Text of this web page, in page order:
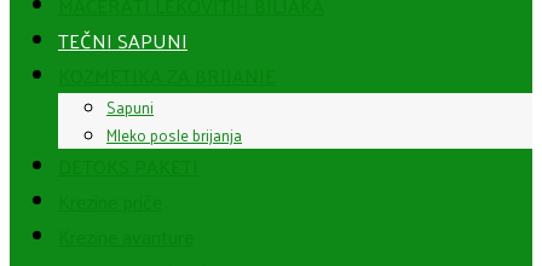
TEČNI SAPUNI
Sapuni
Mleko posle brijanja